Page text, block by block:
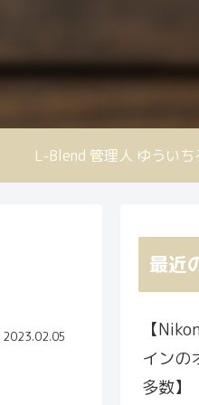
L-Blend 管理人 ゆうい
2023.02.05
最近
【
インの
多数】